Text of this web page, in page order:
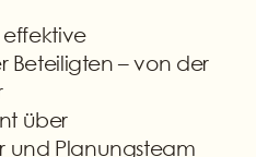
Beteiligten – von der
über
und Planungsteam